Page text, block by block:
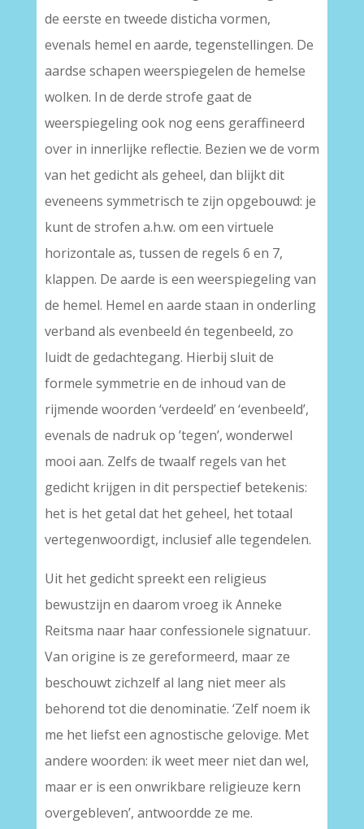
de eerste en tweede disticha vormen,
evenals hemel en aarde, tegenstellingen. De
aardse schapen weerspiegelen de hemelse
wolken. In de derde strofe gaat de
weerspiegeling ook nog eens geraffineerd
over in innerlijke reflectie. Bezien we de vorm
van het gedicht als geheel, dan blijkt dit
eveneens symmetrisch te zijn opgebouwd: je
kunt de strofen a.h.w. om een virtuele
horizontale as, tussen de regels 6 en 7,
klappen. De aarde is een weerspiegeling van
de hemel. Hemel en aarde staan in onderling
verband als evenbeeld én tegenbeeld, zo
luidt de gedachtegang. Hierbij sluit de
formele symmetrie en de inhoud van de
rijmende woorden ‘verdeeld’ en ‘evenbeeld’,
evenals de nadruk op ’tegen’, wonderwel
mooi aan. Zelfs de twaalf regels van het
gedicht krijgen in dit perspectief betekenis:
het is het getal dat het geheel, het totaal
vertegenwoordigt, inclusief alle tegendelen.
Uit het gedicht spreekt een religieus
bewustzijn en daarom vroeg ik Anneke
Reitsma naar haar confessionele signatuur.
Van origine is ze gereformeerd, maar ze
beschouwt zichzelf al lang niet meer als
behorend tot die denominatie. ‘Zelf noem ik
me het liefst een agnostische gelovige. Met
andere woorden: ik weet meer niet dan wel,
maar er is een onwrikbare religieuze kern
overgebleven’, antwoordde ze me.